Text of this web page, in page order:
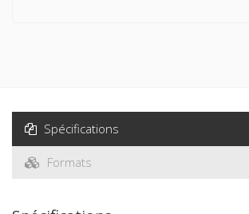
Spécifications
Formats